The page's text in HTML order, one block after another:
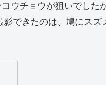
ウチョウが狙いでした
できたのは、鳩にスズ